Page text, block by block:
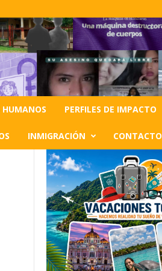
HUMANOS PERFILES DE IMPACTO
INMIGRACIÓN CONTACTO